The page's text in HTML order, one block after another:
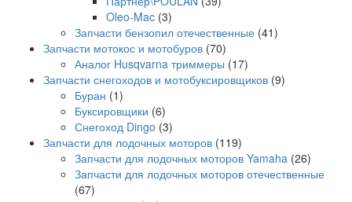
Oleo-Mac (3)
Запчасти бензопил отечественные (41)
Запчасти мотокос и мотобуров (70)
Аналог Husqvarna триммеры (17)
Запчасти снегоходов и мотобуксировщиков (9)
Буран (1)
Буксировщики (6)
Снегоход Dingo (3)
Запчасти для лодочных моторов (119)
Запчасти для лодочных моторов Yamaha (26)
Запчасти для лодочных моторов отечественные
(67)